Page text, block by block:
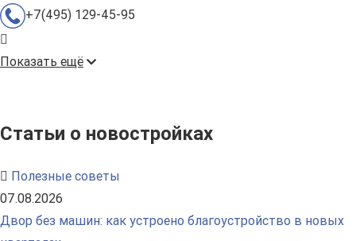
+7(495) 129-45-95
Показать ещё
Статьи о новостройках
Полезные советы
07.08.2026
Двор без машин: как устроено благоустройство в новых